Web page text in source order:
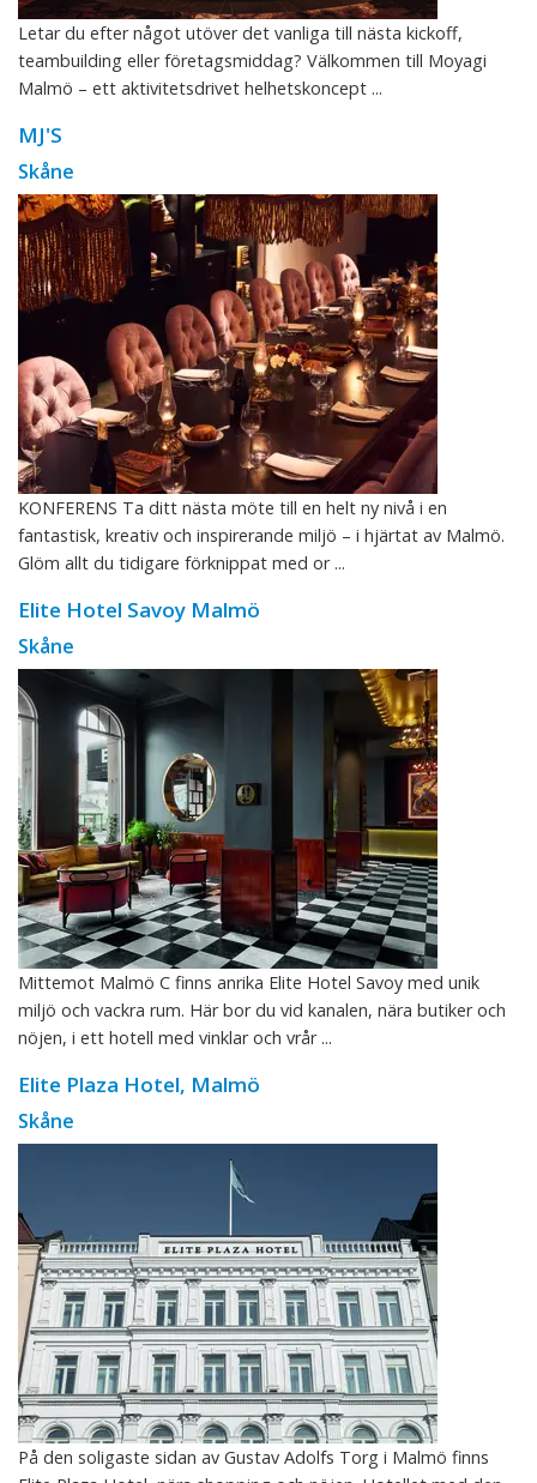
Letar du efter något utöver det vanliga till nästa kickoff,
teambuilding eller företagsmiddag? Välkommen till Moyagi
Malmö – ett aktivitetsdrivet helhetskoncept ...
MJ'S
Skåne
KONFERENS Ta ditt nästa möte till en helt ny nivå i en
fantastisk, kreativ och inspirerande miljö – i hjärtat av Malmö.
Glöm allt du tidigare förknippat med or ...
Elite Hotel Savoy Malmö
Skåne
Mittemot Malmö C finns anrika Elite Hotel Savoy med unik
miljö och vackra rum. Här bor du vid kanalen, nära butiker och
nöjen, i ett hotell med vinklar och vrår ...
Elite Plaza Hotel, Malmö
Skåne
På den soligaste sidan av Gustav Adolfs Torg i Malmö finns